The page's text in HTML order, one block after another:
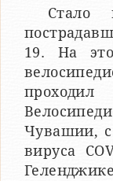
Стало
19. На
Чувашии,
вируса